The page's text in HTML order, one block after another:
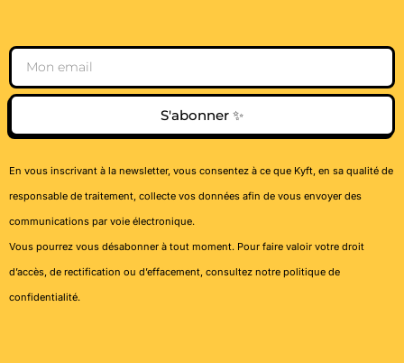
Email
S'abonner ✨
En vous inscrivant à la newsletter, vous consentez à ce que Kyft, en sa qualité de
responsable de traitement, collecte vos données afin de vous envoyer des
communications par voie électronique.
Vous pourrez vous désabonner à tout moment. Pour faire valoir votre droit
d’accès, de rectification ou d’effacement, consultez notre politique de
confidentialité.